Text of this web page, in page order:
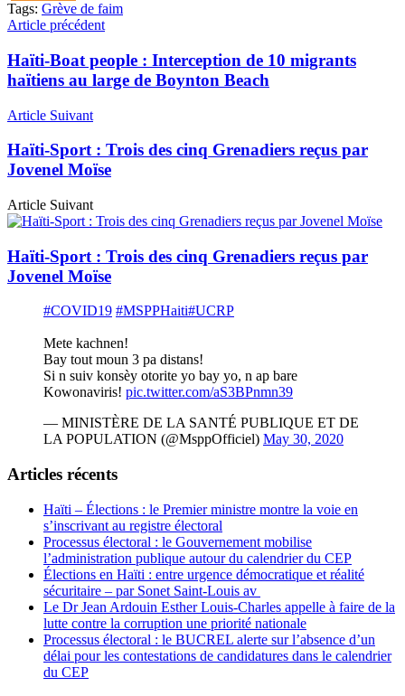
Tags: Grève de faim
Article précédent
Haïti-Boat people : Interception de 10 migrants
haïtiens au large de Boynton Beach
Article Suivant
Haïti-Sport : Trois des cinq Grenadiers reçus par
Jovenel Moïse
Article Suivant
Haïti-Sport : Trois des cinq Grenadiers reçus par
Jovenel Moïse
#COVID19 #MSPPHaiti#UCRP
Mete kachnen!
Bay tout moun 3 pa distans!
Si n suiv konsèy otorite yo bay yo, n ap bare
Kowonaviris! pic.twitter.com/aS3BPnmn39
— MINISTÈRE DE LA SANTÉ PUBLIQUE ET DE
LA POPULATION (@MsppOfficiel) May 30, 2020
Articles récents
Haïti – Élections : le Premier ministre montre la voie en
s’inscrivant au registre électoral
Processus électoral : le Gouvernement mobilise
l’administration publique autour du calendrier du CEP
Élections en Haïti : entre urgence démocratique et réalité
sécuritaire – par Sonet Saint-Louis av
Le Dr Jean Ardouin Esther Louis-Charles appelle à faire de la
lutte contre la corruption une priorité nationale
Processus électoral : le BUCREL alerte sur l’absence d’un
délai pour les contestations de candidatures dans le calendrier
du CEP